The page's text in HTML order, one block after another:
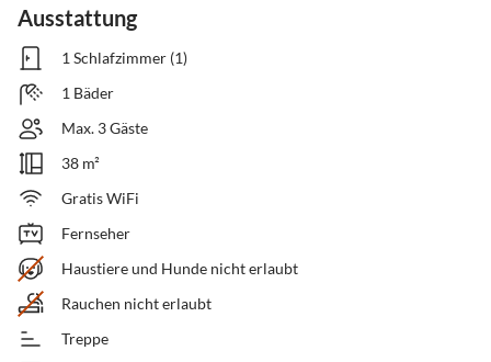
Ausstattung
1 Schlafzimmer (1)
1 Bäder
Max. 3 Gäste
38 m²
Gratis WiFi
Fernseher
Haustiere und Hunde nicht erlaubt
Rauchen nicht erlaubt
Treppe